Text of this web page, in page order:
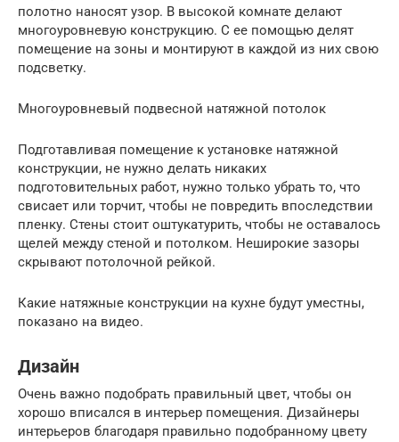
полотно наносят узор. В высокой комнате делают
многоуровневую конструкцию. С ее помощью делят
помещение на зоны и монтируют в каждой из них свою
подсветку.
Многоуровневый подвесной натяжной потолок
Подготавливая помещение к установке натяжной
конструкции, не нужно делать никаких
подготовительных работ, нужно только убрать то, что
свисает или торчит, чтобы не повредить впоследствии
пленку. Стены стоит оштукатурить, чтобы не оставалось
щелей между стеной и потолком. Неширокие зазоры
скрывают потолочной рейкой.
Какие натяжные конструкции на кухне будут уместны,
показано на видео.
Дизайн
Очень важно подобрать правильный цвет, чтобы он
хорошо вписался в интерьер помещения. Дизайнеры
интерьеров благодаря правильно подобранному цвету